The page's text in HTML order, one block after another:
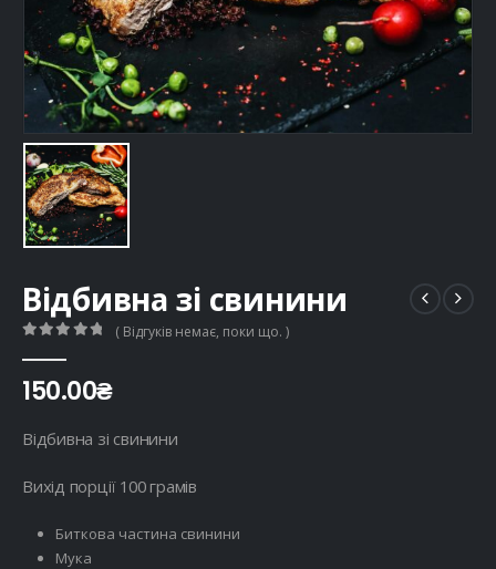
Відбивна зі свинини
( Відгуків немає, поки що. )
150.00₴
Відбивна зі свинини
Вихід порції 100 грамів
Биткова частина свинини
Мука